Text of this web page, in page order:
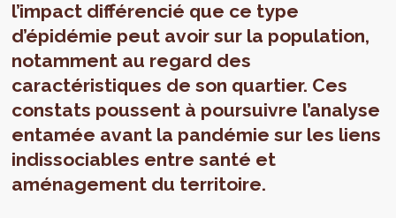
l’impact différencié que ce type
d’épidémie peut avoir sur la population,
notamment au regard des
caractéristiques de son quartier. Ces
constats poussent à poursuivre l’analyse
entamée avant la pandémie sur les liens
indissociables entre santé et
aménagement du territoire.